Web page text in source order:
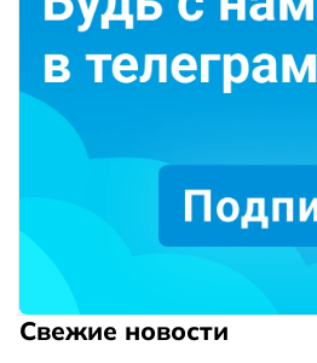
Свежие новости